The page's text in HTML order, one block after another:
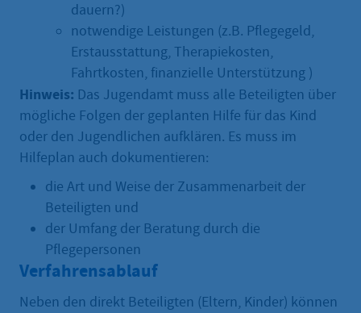
dauern?)
notwendige Leistungen (z.B. Pflegegeld,
Erstausstattung, Therapiekosten,
Fahrtkosten, finanzielle Unterstützung )
Hinweis: Das Jugendamt muss alle Beteiligten über
mögliche Folgen der geplanten Hilfe für das Kind
oder den Jugendlichen aufklären. Es muss im
Hilfeplan auch dokumentieren:
die Art und Weise der Zusammenarbeit der
Beteiligten und
der Umfang der Beratung durch die
Pflegepersonen
Verfahrensablauf
Neben den direkt Beteiligten (Eltern, Kinder) können